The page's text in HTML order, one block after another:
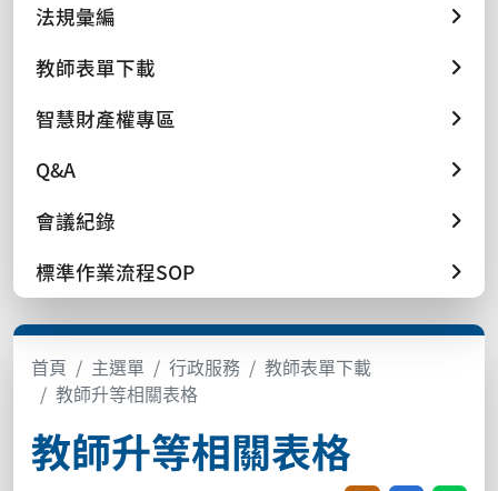
法規彙編
教師表單下載
智慧財產權專區
Q&A
會議紀錄
標準作業流程SOP
首頁 主選單 行政服務
教師表單下載
教師升等相關表格
教師升等相關表格